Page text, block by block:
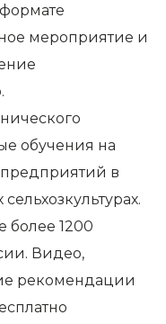
мероприятие и
обучения на
в
более 1200
Видео,
рекомендации